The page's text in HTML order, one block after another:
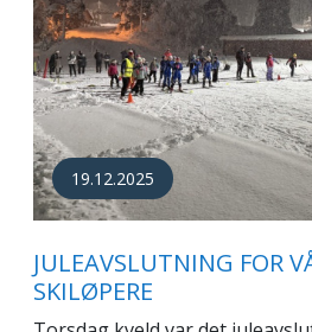
19.12.2025
JULEAVSLUTNING FOR
SKILØPERE